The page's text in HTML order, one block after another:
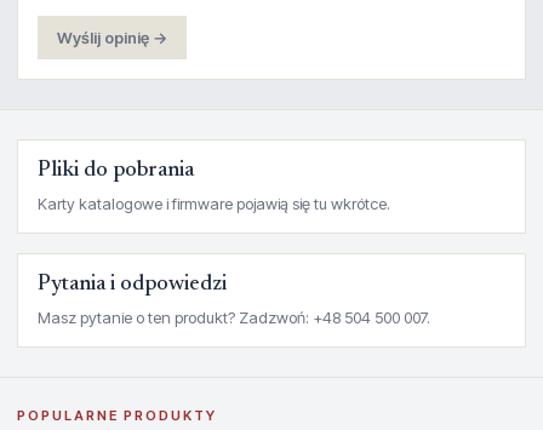
Wyślij opinię →
Pliki do pobrania
Karty katalogowe i firmware pojawią się tu wkrótce.
Pytania i odpowiedzi
Masz pytanie o ten produkt? Zadzwoń: +48 504 500 007.
POPULARNE PRODUKTY